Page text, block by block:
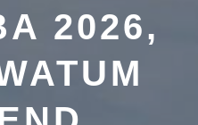
2026,